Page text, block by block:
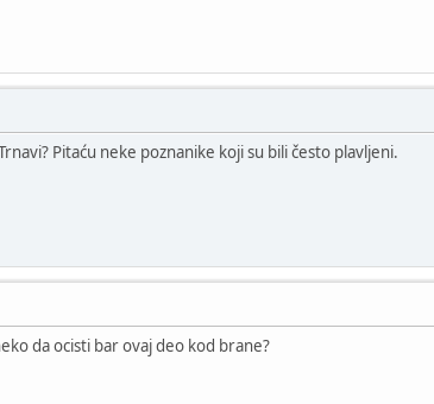
neke poznanike koji su bili često plavljeni.
da ocisti bar ovaj deo kod brane?